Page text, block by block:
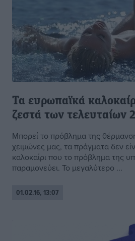
Τα ευρωπαϊκά
ζεστά των τελευταίων
Μπορεί το πρόβλημα της
χειμώνες μας, τα πράγματα δεν
καλοκαίρι που το πρόβλημα της
παραμονεύει. Το μεγαλύτερο ...
01.02.16, 13:07